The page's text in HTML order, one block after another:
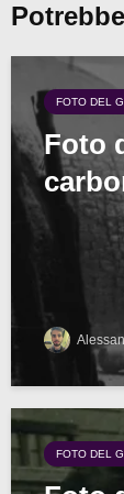
FOTO DEL
Foto
FOTO DEL